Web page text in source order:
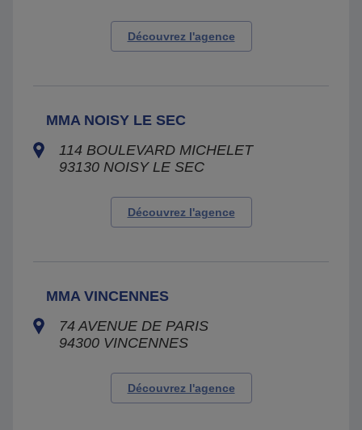
Découvrez l'agence
MMA NOISY LE SEC
114 BOULEVARD MICHELET
93130 NOISY LE SEC
Découvrez l'agence
MMA VINCENNES
74 AVENUE DE PARIS
94300 VINCENNES
Découvrez l'agence